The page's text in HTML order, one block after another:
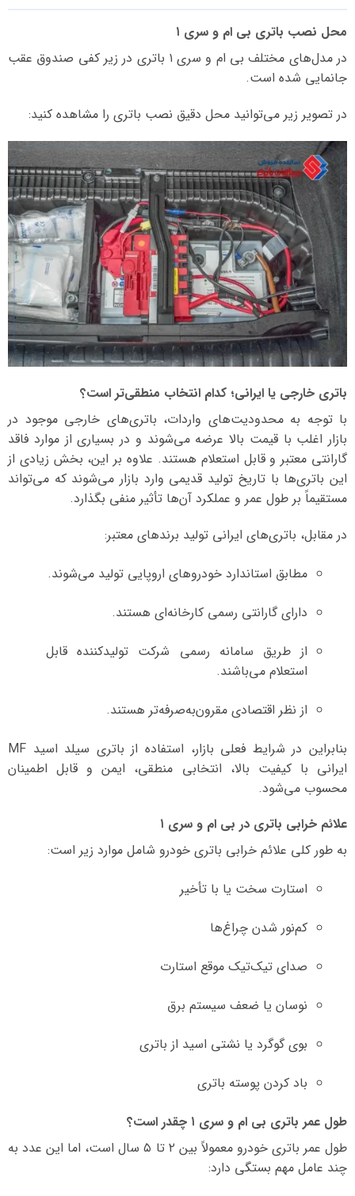
محل نصب باتری بی ام و سری ۱
در مدل‌های مختلف بی ام و سری ۱ باتری در زیر کفی صندوق عقب
جانمایی شده است.
در تصویر زیر می‌توانید محل دقیق نصب باتری را مشاهده کنید:
باتری خارجی یا ایرانی؛ کدام انتخاب منطقی‌تر است؟
با توجه به محدودیت‌های واردات، باتری‌های خارجی موجود در
بازار اغلب با قیمت بالا عرضه می‌شوند و در بسیاری از موارد فاقد
گارانتی معتبر و قابل استعلام هستند. علاوه بر این، بخش زیادی از
این باتری‌ها با تاریخ تولید قدیمی وارد بازار می‌شوند که می‌تواند
مستقیماً بر طول عمر و عملکرد آن‌ها تأثیر منفی بگذارد.
در مقابل، باتری‌های ایرانی تولید برندهای معتبر:
مطابق استاندارد خودروهای اروپایی تولید می‌شوند.
دارای گارانتی رسمی کارخانه‌ای هستند.
از طریق سامانه رسمی شرکت تولیدکننده قابل
استعلام می‌باشند.
از نظر اقتصادی مقرون‌به‌صرفه‌تر هستند.
بنابراین در شرایط فعلی بازار، استفاده از باتری سیلد اسید MF
ایرانی با کیفیت بالا، انتخابی منطقی، ایمن و قابل اطمینان
محسوب می‌شود.
علائم خرابی باتری در بی ام و سری ۱
به طور کلی علائم خرابی باتری خودرو شامل موارد زیر است:
استارت سخت یا با تأخیر
کم‌نور شدن چراغ‌ها
صدای تیک‌تیک موقع استارت
نوسان یا ضعف سیستم برق
بوی گوگرد یا نشتی اسید از باتری
باد کردن پوسته باتری
طول عمر باتری بی ام و سری ۱ چقدر است؟
طول عمر باتری خودرو معمولاً بین ۲ تا ۵ سال است، اما این عدد به
چند عامل مهم بستگی دارد: